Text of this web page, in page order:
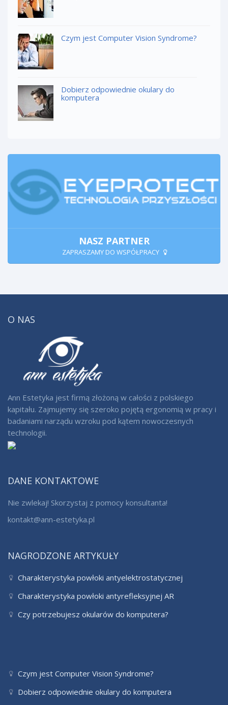
Czym jest Computer Vision Syndrome?
Dobierz odpowiednie okulary do
komputera
NASZ PARTNER
ZAPRASZAMY DO WSPÓŁPRACY
O NAS
Ann Estetyka jest firmą złożoną w całości z polskiego
kapitału. Zajmujemy się szeroko pojętą ergonomią w pracy i
badaniami narządu wzroku pod kątem nowoczesnych
technologii.
DANE KONTAKTOWE
Nie zwlekaj! Skorzystaj z pomocy konsultanta!
kontakt@ann-estetyka.pl
NAGRODZONE ARTYKUŁY
Charakterystyka powłoki antyelektrostatycznej
Charakterystyka powłoki antyrefleksyjnej AR
Czy potrzebujesz okularów do komputera?
Czym jest Computer Vision Syndrome?
Dobierz odpowiednie okulary do komputera